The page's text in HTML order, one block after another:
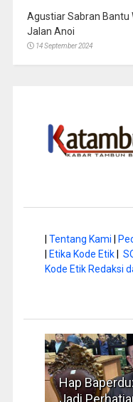
Agustiar Sabran Bantu
Jalan Anoi
14 September 2024
Tentang Kami
Etika Kode Etik|
Kode Etik Redaksi
Hap
Jadi